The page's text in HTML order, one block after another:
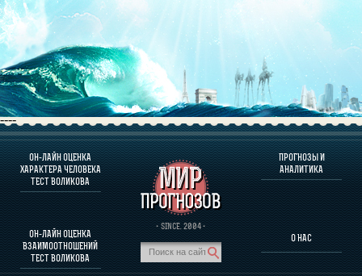
----
ОН-ЛАЙН ОЦЕНКА
ХАРАКТЕРА ЧЕЛОВЕКА
ТЕСТ ВОЛИКОВА
ОН-ЛАЙН ОЦЕНКА
ВЗАИМООТНОШЕНИЙ
ТЕСТ ВОЛИКОВА
· SINCE. 2004 ·
ПРОГНОЗЫ И
АНАЛИТИКА
О НАС
О ПРОГРАММЕ
ОЦЕНКА ХАРАКТЕРA ЧЕЛОВЕКА
ОЦЕНКА ХАРАКТЕРА ВЫДАЮЩИХСЯ ЛИЧНОСТЕЙ
О ПРОГРАММЕ
ПРОГНОЗЫ И АНАЛИТИКА